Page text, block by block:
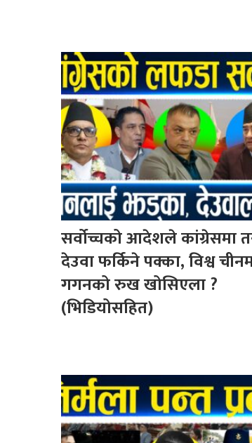
सर्वोच्चको आदेशले कांग्रेसमा
देउवा फर्किने पक्का, विश्व
गगनको रुख खोसिएला ?
(भिडियोसहित)